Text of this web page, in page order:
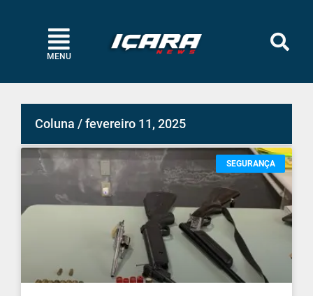
MENU
Coluna / fevereiro 11, 2025
SEGURANÇA